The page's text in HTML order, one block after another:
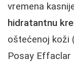
vremena
hidratantnu
oštećenoj koži
Posay Effaclar